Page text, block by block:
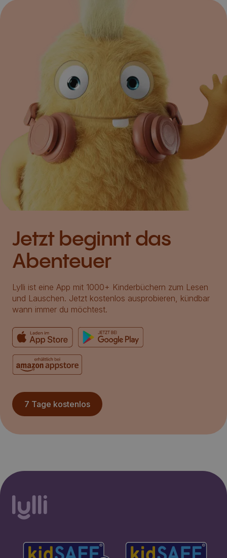
Jetzt beginnt das
Abenteuer
Lylli ist eine App mit 1000+ Kinderbüchern zum Lesen
und Lauschen. Jetzt kostenlos ausprobieren, kündbar
wann immer du möchtest.
7 Tage kostenlos